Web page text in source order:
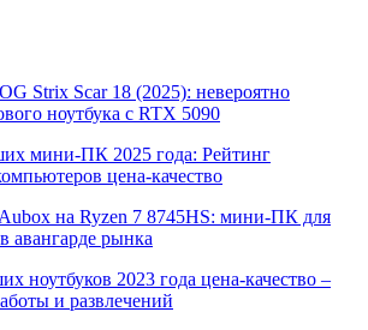
Strix Scar 18 (2025): невероятно
ноутбука с RTX 5090
мини-ПК 2025 года: Рейтинг
цена-качество
на Ryzen 7 8745HS: мини-ПК для
авангарде рынка
ноутбуков 2023 года цена-качество –
и развлечений